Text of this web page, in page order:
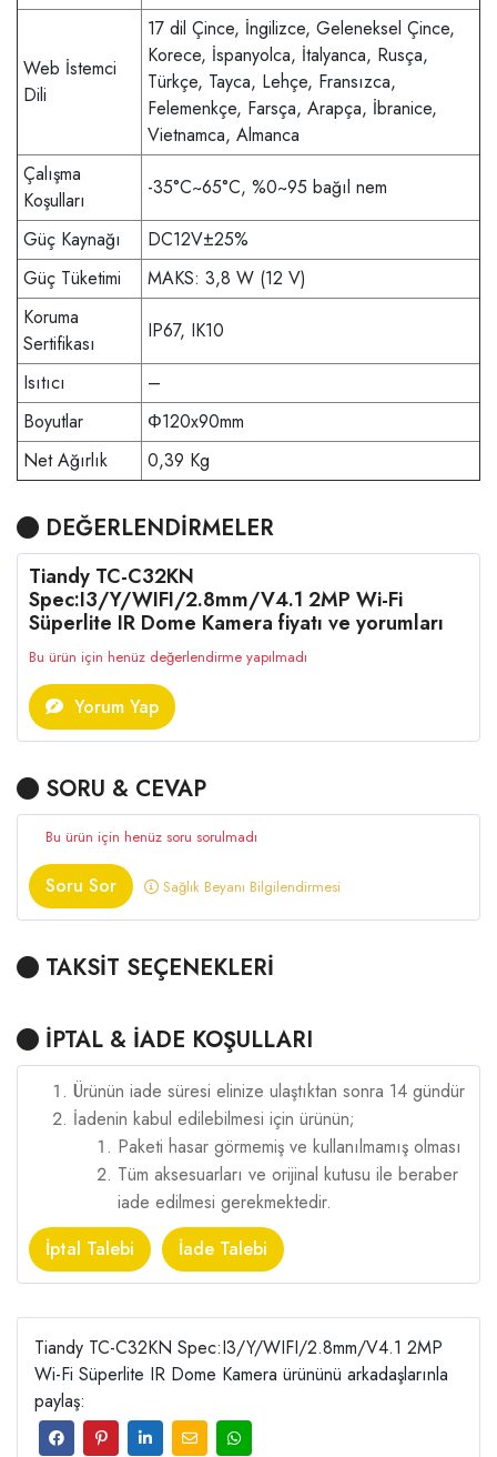
Web İstemci
Dili
17 dil Çince, İngilizce, Geleneksel Çince,
Korece, İspanyolca, İtalyanca, Rusça,
Türkçe, Tayca, Lehçe, Fransızca,
Felemenkçe, Farsça, Arapça, İbranice,
Vietnamca, Almanca
Çalışma
Koşulları
-35°C~65°C, %0~95 bağıl nem
Güç Kaynağı
DC12V±25%
Güç Tüketimi
MAKS: 3,8 W (12 V)
Koruma
Sertifikası
IP67, IK10
Isıtıcı
–
Boyutlar
Φ120x90mm
Net Ağırlık
0,39 Kg
DEĞERLENDİRMELER
Tiandy TC-C32KN
Spec:I3/Y/WIFI/2.8mm/V4.1 2MP Wi-Fi
Süperlite IR Dome Kamera fiyatı ve yorumları
Bu ürün için henüz değerlendirme yapılmadı
Yorum Yap
SORU & CEVAP
Bu ürün için henüz soru sorulmadı
Soru Sor Sağlık Beyanı Bilgilendirmesi
TAKSİT SEÇENEKLERİ
İPTAL & İADE KOŞULLARI
Ürünün iade süresi elinize ulaştıktan sonra 14 gündür
İadenin kabul edilebilmesi için ürünün;
Paketi hasar görmemiş ve kullanılmamış olması
Tüm aksesuarları ve orijinal kutusu ile beraber
iade edilmesi gerekmektedir.
İptal Talebi
İade Talebi
Tiandy TC-C32KN Spec:I3/Y/WIFI/2.8mm/V4.1 2MP
Wi-Fi Süperlite IR Dome Kamera ürününü arkadaşlarınla
paylaş: